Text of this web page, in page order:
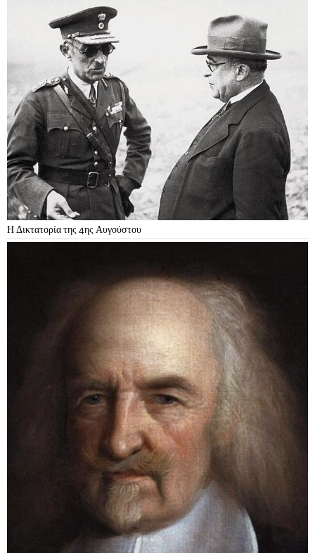
Η Δικτατορία της 4ης Αυγούστου